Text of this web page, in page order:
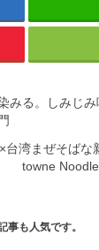
みる。しみじ
台湾まぜそばな
towne
事も人気です。